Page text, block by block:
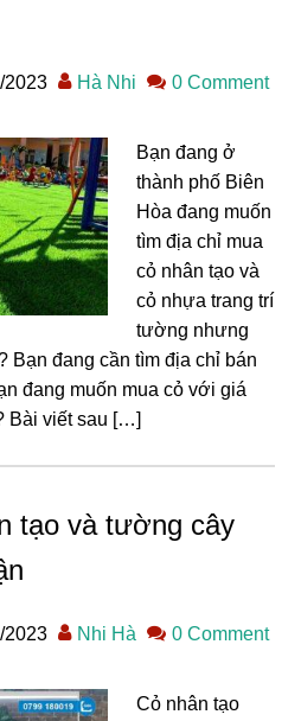
2023 Hà Nhi 0 Comment
Bạn đang ở
thành phố Biên
Hòa đang muốn
tìm địa chỉ mua
cỏ nhân tạo và
cỏ nhựa trang trí
tường nhưng
Bạn đang cần tìm địa chỉ bán
đang muốn mua cỏ với giá
Bài viết sau […]
tạo và tường cây
2023 Nhi Hà 0 Comment
Cỏ nhân tạo